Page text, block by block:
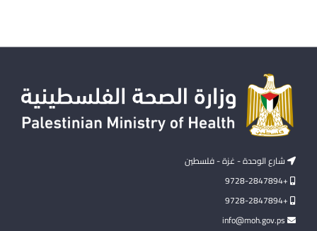
شارع الوحدة - غزة - فلسطين
+9728-2847894
+9728-2847894